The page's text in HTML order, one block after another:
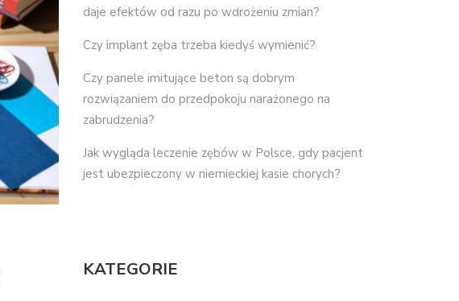
daje efektów od razu po wdrożeniu zmian?
Czy implant zęba trzeba kiedyś wymienić?
Czy panele imitujące beton są dobrym
rozwiązaniem do przedpokoju narażonego na
zabrudzenia?
Jak wygląda leczenie zębów w Polsce, gdy pacjent
jest ubezpieczony w niemieckiej kasie chorych?
KATEGORIE